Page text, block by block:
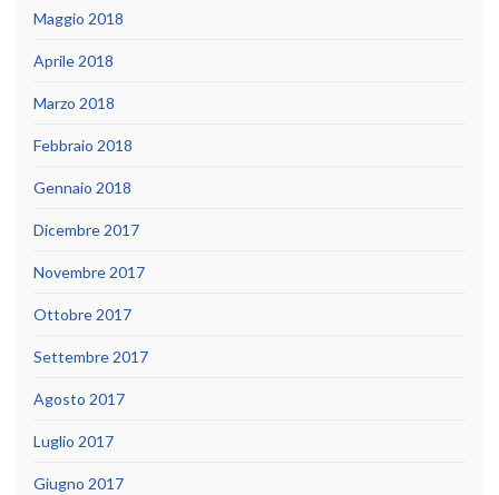
Maggio 2018
Aprile 2018
Marzo 2018
Febbraio 2018
Gennaio 2018
Dicembre 2017
Novembre 2017
Ottobre 2017
Settembre 2017
Agosto 2017
Luglio 2017
Giugno 2017